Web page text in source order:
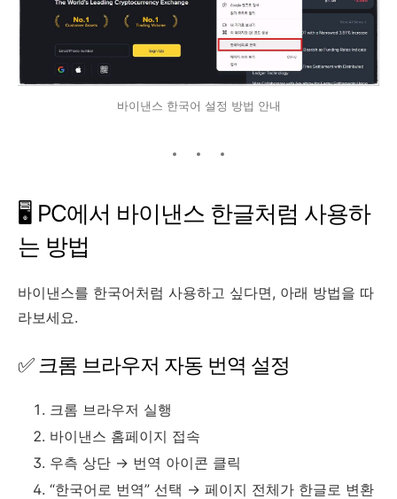
바이낸스 한국어 설정 방법 안내
🖥 PC에서 바이낸스 한글처럼 사용하
는 방법
바이낸스를 한국어처럼 사용하고 싶다면, 아래 방법을 따
라보세요.
✅ 크롬 브라우저 자동 번역 설정
크롬 브라우저 실행
바이낸스 홈페이지 접속
우측 상단 → 번역 아이콘 클릭
“한국어로 번역” 선택 → 페이지 전체가 한글로 변환